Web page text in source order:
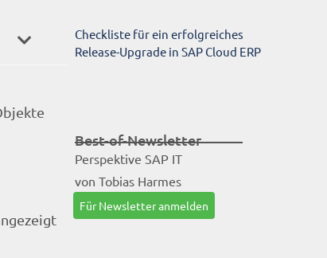
Checkliste für ein erfolgreiches
Release-Upgrade in SAP Cloud ERP
Best-of-Newsletter
Perspektive SAP IT
von Tobias Harmes
Für Newsletter anmelden